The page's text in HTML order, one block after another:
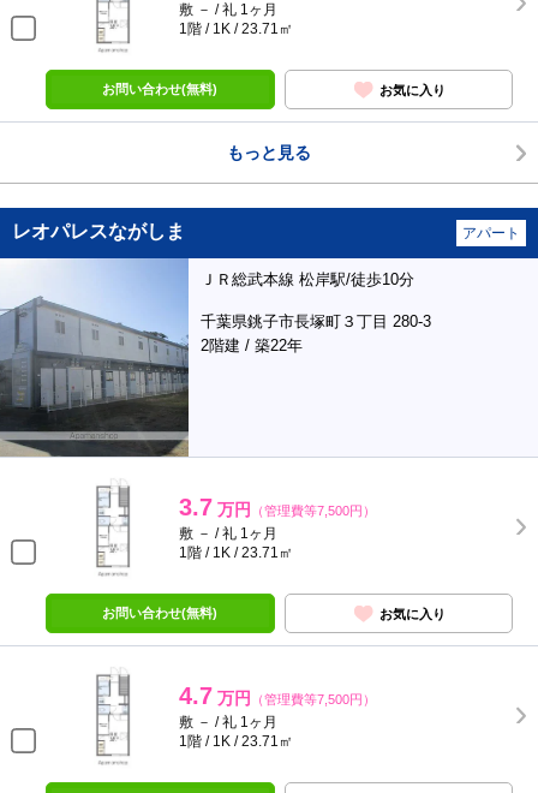
敷 － / 礼 1ヶ月
1階 / 1K / 23.71㎡
お問い合わせ(無料) お気に入り
もっと見る
レオパレスながしま アパート
ＪＲ総武本線 松岸駅/徒歩10分
千葉県銚子市長塚町３丁目 280-3
2階建 / 築22年
3.7 万円 （管理費等7,500円）
敷 － / 礼 1ヶ月
1階 / 1K / 23.71㎡
お問い合わせ(無料) お気に入り
4.7 万円 （管理費等7,500円）
敷 － / 礼 1ヶ月
1階 / 1K / 23.71㎡